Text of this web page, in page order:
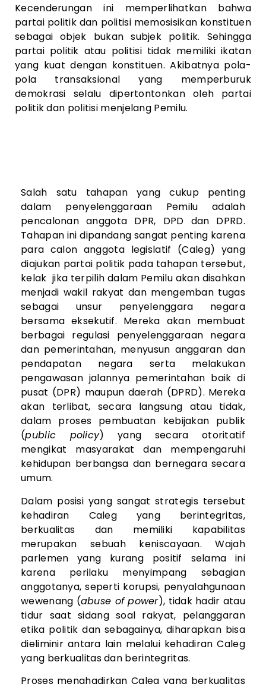
Kecenderungan ini memperlihatkan bahwa
partai politik dan politisi memosisikan konstituen
sebagai objek bukan subjek politik. Sehingga
partai politik atau politisi tidak memiliki ikatan
yang kuat dengan konstituen. Akibatnya pola-
pola transaksional yang memperburuk
demokrasi selalu dipertontonkan oleh partai
politik dan politisi menjelang Pemilu.
Salah satu tahapan yang cukup penting
dalam penyelenggaraan Pemilu adalah
pencalonan anggota DPR, DPD dan DPRD.
Tahapan ini dipandang sangat penting karena
para calon anggota legislatif (Caleg) yang
diajukan partai politik pada tahapan tersebut,
kelak jika terpilih dalam Pemilu akan disahkan
menjadi wakil rakyat dan mengemban tugas
sebagai unsur penyelenggara negara
bersama eksekutif. Mereka akan membuat
berbagai regulasi penyelenggaraan negara
dan pemerintahan, menyusun anggaran dan
pendapatan negara serta melakukan
pengawasan jalannya pemerintahan baik di
pusat (DPR) maupun daerah (DPRD). Mereka
akan terlibat, secara langsung atau tidak,
dalam proses pembuatan kebijakan publik
(public policy) yang secara otoritatif
mengikat masyarakat dan mempengaruhi
kehidupan berbangsa dan bernegara secara
umum.
Dalam posisi yang sangat strategis tersebut
kehadiran Caleg yang berintegritas,
berkualitas dan memiliki kapabilitas
merupakan sebuah keniscayaan. Wajah
parlemen yang kurang positif selama ini
karena perilaku menyimpang sebagian
anggotanya, seperti korupsi, penyalahgunaan
wewenang (abuse of power), tidak hadir atau
tidur saat sidang soal rakyat, pelanggaran
etika politik dan sebagainya, diharapkan bisa
dieliminir antara lain melalui kehadiran Caleg
yang berkualitas dan berintegritas.
Proses menghadirkan Caleg yang berkualitas